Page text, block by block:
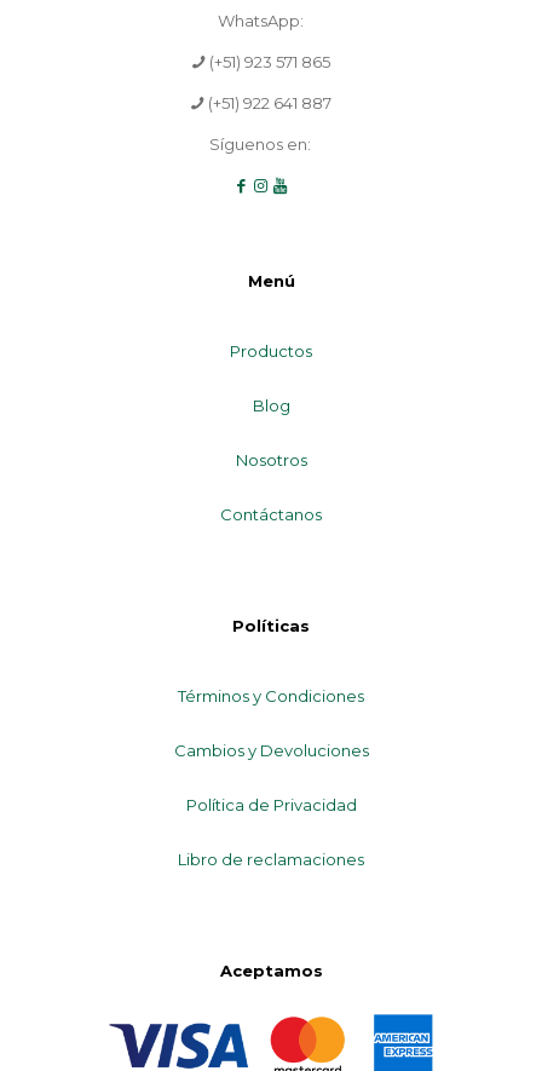
WhatsApp:
(+51) 923 571 865
(+51) 922 641 887
Síguenos en:
Menú
Productos
Blog
Nosotros
Contáctanos
Políticas
Términos y Condiciones
Cambios y Devoluciones
Política de Privacidad
Libro de reclamaciones
Aceptamos